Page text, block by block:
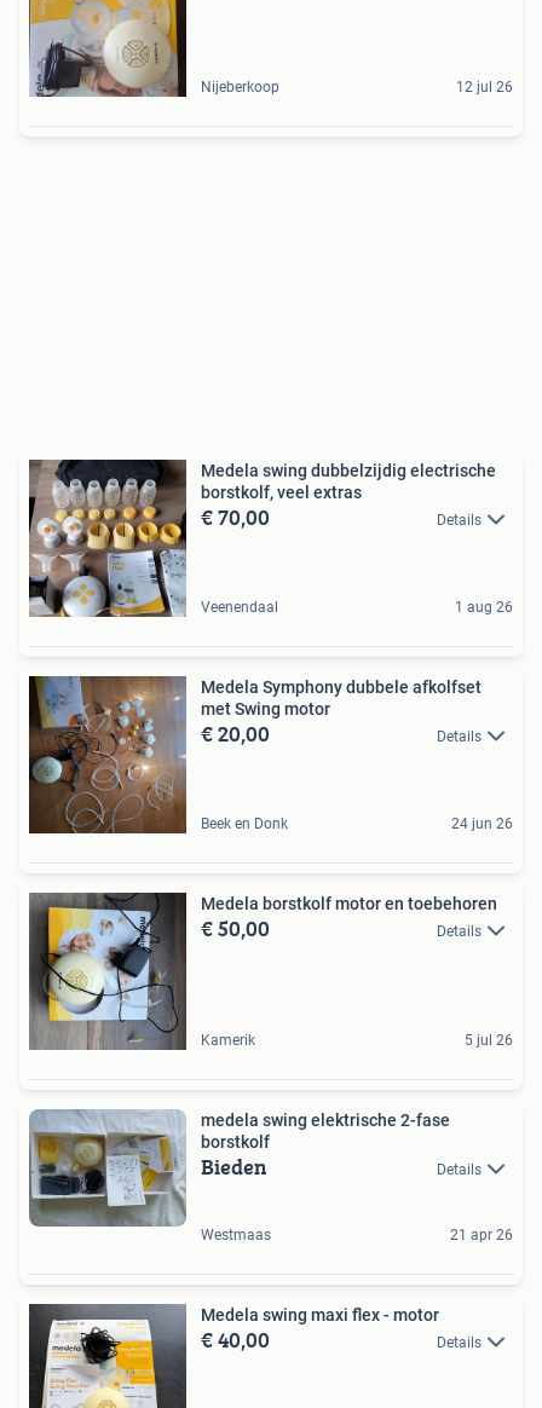
Nijeberkoop 12 jul 26
Medela swing dubbelzijdig electrische
borstkolf, veel extras
€ 70,00 Details
Veenendaal 1 aug 26
Medela Symphony dubbele afkolfset
met Swing motor
€ 20,00 Details
Beek en Donk 24 jun 26
Medela borstkolf motor en toebehoren
€ 50,00 Details
Kamerik 5 jul 26
medela swing elektrische 2-fase
borstkolf
Bieden Details
Westmaas 21 apr 26
Medela swing maxi flex - motor
€ 40,00 Details